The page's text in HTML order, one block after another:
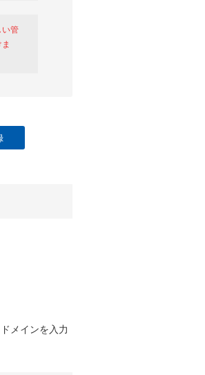
い管
メインを入力